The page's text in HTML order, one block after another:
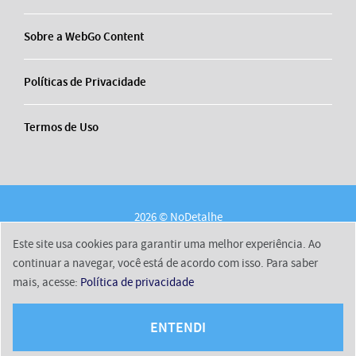
Sobre a WebGo Content
Políticas de Privacidade
Termos de Uso
2026 © NoDetalhe
Sobre a WebGo Content
Políticas de Privacidade
Termos de Uso
Este site usa cookies para garantir uma melhor experiência. Ao
continuar a navegar, você está de acordo com isso. Para saber
mais, acesse: Política de privacidade
ENTENDI